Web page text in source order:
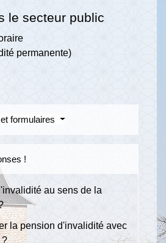
le secteur public
permanente)
formulaires
!
au sens de la
la pension d'invalidité avec
?